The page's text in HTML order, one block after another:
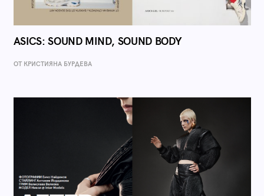
ASICS: SOUND MIND, SOUND BODY
ОТ КРИСТИЯНА БУРДЕВА